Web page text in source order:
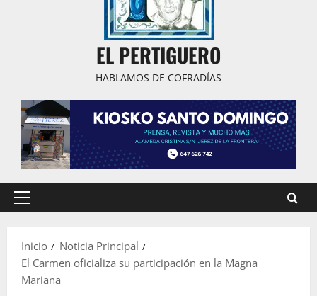
EL PERTIGUERO
HABLAMOS DE COFRADÍAS
Menú
Inicio
Noticia Principal
El Carmen oficializa su participación en la Magna
Mariana